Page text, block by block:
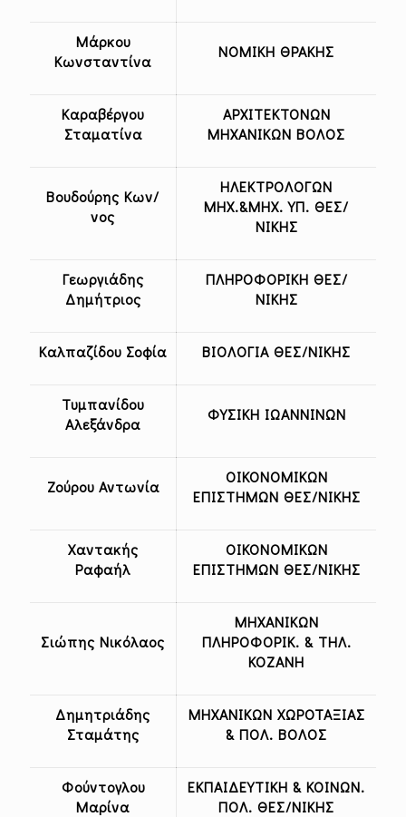
Μάρκου
Κωνσταντίνα
ΝΟΜΙΚΗ ΘΡΑΚΗΣ
Καραβέργου
Σταματίνα
ΑΡΧΙΤΕΚΤΟΝΩΝ
ΜΗΧΑΝΙΚΩΝ ΒΟΛΟΣ
Βουδούρης Κων/
νος
ΗΛΕΚΤΡΟΛΟΓΩΝ
ΜΗΧ.&ΜΗΧ. ΥΠ. ΘΕΣ/
ΝΙΚΗΣ
Γεωργιάδης
Δημήτριος
ΠΛΗΡΟΦΟΡΙΚΗ ΘΕΣ/
ΝΙΚΗΣ
Καλπαζίδου Σοφία ΒΙΟΛΟΓΙΑ ΘΕΣ/ΝΙΚΗΣ
Τυμπανίδου
Αλεξάνδρα
ΦΥΣΙΚΗ ΙΩΑΝΝΙΝΩΝ
Ζούρου Αντωνία
ΟΙΚΟΝΟΜΙΚΩΝ
ΕΠΙΣΤΗΜΩΝ ΘΕΣ/ΝΙΚΗΣ
Χαντακής
Ραφαήλ
ΟΙΚΟΝΟΜΙΚΩΝ
ΕΠΙΣΤΗΜΩΝ ΘΕΣ/ΝΙΚΗΣ
Σιώπης Νικόλαος
ΜΗΧΑΝΙΚΩΝ
ΠΛΗΡΟΦΟΡΙΚ. & ΤΗΛ.
ΚΟΖΑΝΗ
Δημητριάδης
Σταμάτης
ΜΗΧΑΝΙΚΩΝ ΧΩΡΟΤΑΞΙΑΣ
& ΠΟΛ. ΒΟΛΟΣ
Φούντογλου
Μαρίνα
ΕΚΠΑΙΔΕΥΤΙΚΗ & ΚΟΙΝΩΝ.
ΠΟΛ. ΘΕΣ/ΝΙΚΗΣ